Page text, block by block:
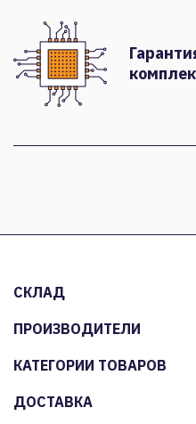
СКЛАД
ПРОИЗВОДИТЕЛИ
КАТЕГОРИИ ТОВАРОВ
ДОСТАВКА